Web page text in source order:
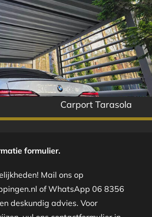
Carport Tarasola
formulier.
Mail ons op
of WhatsApp 06 8356
deskundig advies. Voor